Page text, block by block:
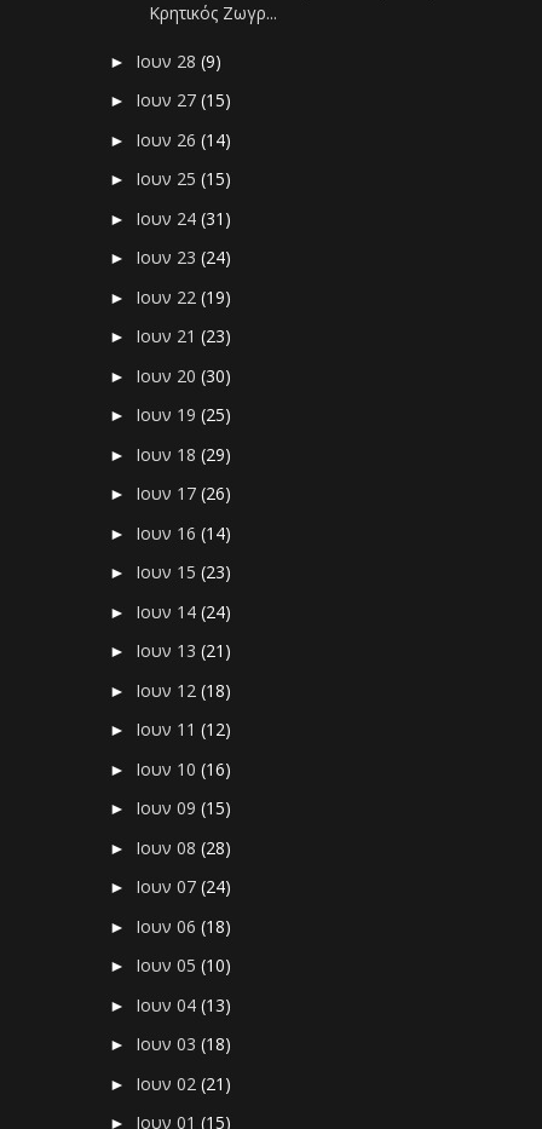
Κρητικός Ζωγρ...
► Ιουν 28(9)
► Ιουν 27(15)
► Ιουν 26(14)
► Ιουν 25(15)
► Ιουν 24(31)
► Ιουν 23(24)
► Ιουν 22(19)
► Ιουν 21(23)
► Ιουν 20(30)
► Ιουν 19(25)
► Ιουν 18(29)
► Ιουν 17(26)
► Ιουν 16(14)
► Ιουν 15(23)
► Ιουν 14(24)
► Ιουν 13(21)
► Ιουν 12(18)
► Ιουν 11(12)
► Ιουν 10(16)
► Ιουν 09(15)
► Ιουν 08(28)
► Ιουν 07(24)
► Ιουν 06(18)
► Ιουν 05(10)
► Ιουν 04(13)
► Ιουν 03(18)
► Ιουν 02(21)
► Ιουν 01(15)